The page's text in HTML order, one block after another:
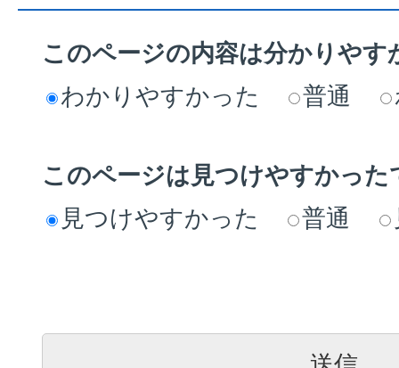
このページの内容は分かりやす
わかりやすかった
普通
このページは見つけやすかった
見つけやすかった
普通